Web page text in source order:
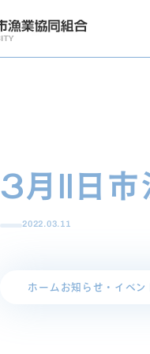
3月11日
2022.03.11
ホーム お知らせ・イベン